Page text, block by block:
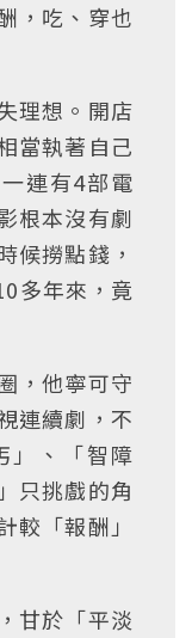
，吃、穿也
理想。開店
當執著自己
連有4部電
根本沒有劇
候撈點錢，
多年來，竟
，他寧可守
連續劇，不
」、「智障
只挑戲的角
較「報酬」
甘於「平淡